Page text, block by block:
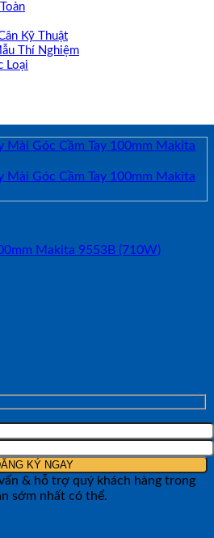
Kỹ Thuật
Thí Nghiệm
Loại
Makita 9553B (710W)
& hỗ trợ quý khách hàng trong
sớm nhất có thể.